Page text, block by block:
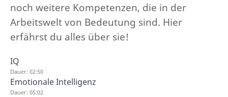
noch weitere Kompetenzen, die in der
Arbeitswelt von Bedeutung sind. Hier
erfährst du alles über sie!
IQ
Dauer: 02:50
Emotionale Intelligenz
Dauer: 05:02